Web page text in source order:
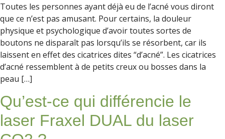
Toutes les personnes ayant déjà eu de l’acné vous diront
que ce n’est pas amusant. Pour certains, la douleur
physique et psychologique d’avoir toutes sortes de
boutons ne disparaît pas lorsqu’ils se résorbent, car ils
laissent en effet des cicatrices dites “d’acné”. Les cicatrices
d’acné ressemblent à de petits creux ou bosses dans la
peau […]
Qu’est-ce qui différencie le
laser Fraxel DUAL du laser